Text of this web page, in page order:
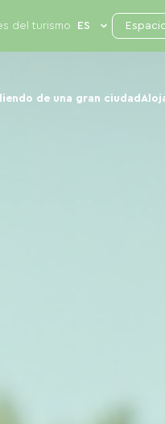
de una gran ciudad
del turismo